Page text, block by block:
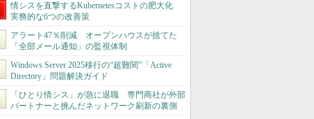
情シスを直撃するKubernetesコストの肥大化
実務的な6つの改善策
アラート47％削減 オープンハウスが捨てた
「全部メール通知」の監視体制
Windows Server 2025移行の“超難関”「Active
Directory」問題解決ガイド
「ひとり情シス」が急に退職 専門商社が外部
パートナーと挑んだネットワーク刷新の裏側